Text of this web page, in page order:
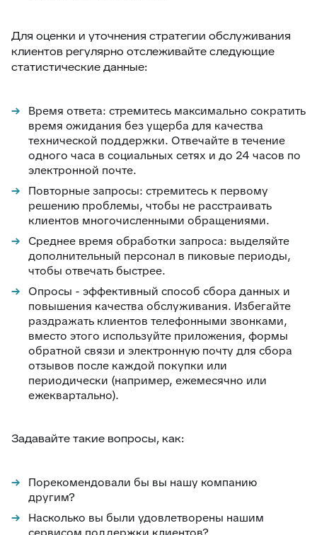
Для оценки и уточнения стратегии обслуживания
клиентов регулярно отслеживайте следующие
статистические данные:
Время ответа: стремитесь максимально сократить
время ожидания без ущерба для качества
технической поддержки. Отвечайте в течение
одного часа в социальных сетях и до 24 часов по
электронной почте.
Повторные запросы: стремитесь к первому
решению проблемы, чтобы не расстраивать
клиентов многочисленными обращениями.
Среднее время обработки запроса: выделяйте
дополнительный персонал в пиковые периоды,
чтобы отвечать быстрее.
Опросы - эффективный способ сбора данных и
повышения качества обслуживания. Избегайте
раздражать клиентов телефонными звонками,
вместо этого используйте приложения, формы
обратной связи и электронную почту для сбора
отзывов после каждой покупки или
периодически (например, ежемесячно или
ежеквартально).
Задавайте такие вопросы, как:
Порекомендовали бы вы нашу компанию
другим?
Насколько вы были удовлетворены нашим